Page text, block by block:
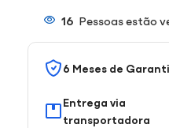
16 Pessoas estão
6 Meses de
Entrega via
transportadora